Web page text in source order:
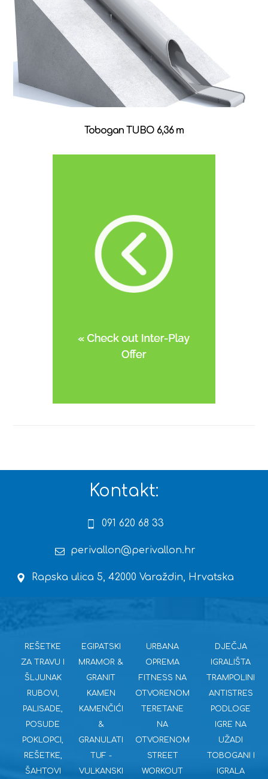
Tobogan TUBO 6,36 m
Kontakt:
091 620 68 33
perivallon@perivallon.hr
Rapska ulica 5, 42000 Varaždin, Hrvatska
REŠETKE
ZA TRAVU I
ŠLJUNAK
RUBOVI,
PALISADE,
POSUDE
POKLOPCI,
REŠETKE,
ŠAHTOVI
EGIPATSKI
MRAMOR &
GRANIT
KAMEN
KAMENČIĆI
&
GRANULATI
TUF -
VULKANSKI
URBANA
OPREMA
FITNESS NA
OTVORENOM
TERETANE
NA
OTVORENOM
STREET
WORKOUT
DJEČJA
IGRALIŠTA
TRAMPOLINI
ANTISTRES
PODLOGE
IGRE NA
UŽADI
TOBOGANI I
IGRALA